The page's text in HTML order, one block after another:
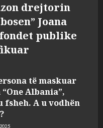
drejtorin
Joana
publike
të maskuar
Albania”,
fsheh. A u vodhën